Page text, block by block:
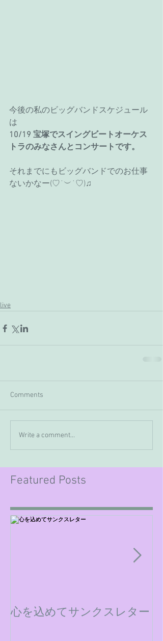
今後の私のビッグバンドスケジュール
は
10/19 宝塚でスイングビートオーケス
トラのみなさんとコンサートです。
それまでにもビッグバンドでのお仕事
ないかなー(♡˙︶˙♡)♫
live
Comments
Write a comment...
Featured Posts
心を込めてサンクスレター